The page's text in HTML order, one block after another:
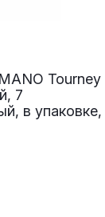
Tourney
7
в упаковке,